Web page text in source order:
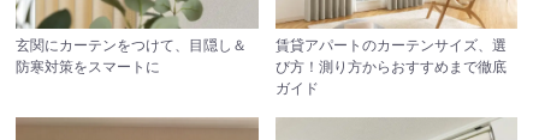
玄関にカーテンをつけて、目隠し＆
防寒対策をスマートに
賃貸アパートのカーテンサイズ、選
び方！測り方からおすすめまで徹底
ガイド